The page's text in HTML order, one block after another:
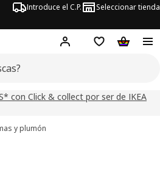
Introduce el C.P. Seleccionar tienda
Hej! Iniciar sesión
Lista de deseos
Carrito
con Click & collect por ser de IKEA
y plumón